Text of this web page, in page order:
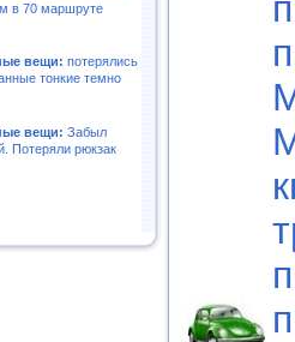
в 70 маршруте
вещи: потерялись
тонкие темно
вещи: Забыл
Потеряли рюкзак